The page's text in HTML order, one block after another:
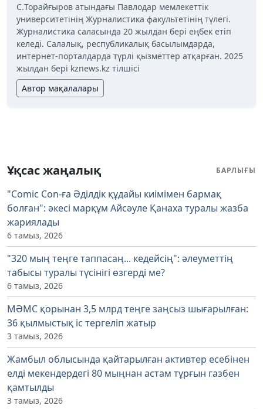
C.Торайғыров атындағы Павлодар мемлекеттік
университетінің Журналистика факультетінің түлегі.
Журналистика саласында 20 жылдан бері еңбек етіп
келеді. Салалық, республикалық басылымдарда,
интернет-порталдарда түрлі қызметтер атқарған. 2025
жылдан бері kznews.kz тілшісі
Автор мақалалары
Ұқсас жаңалық БАРЛЫҒЫ
"Comic Con-ға Әділдік құдайы киімімен бармақ
болған": әкесі марқұм Айсәуле Қанаха туралы жазба
жариялады
6 тамыз, 2026
"320 мың теңге таппасаң... кедейсің": әлеуметтің
табысы туралы түсінігі өзгерді ме?
6 тамыз, 2026
МӘМС қорынан 3,5 млрд теңге заңсыз шығарылған:
36 қылмыстық іс тергеліп жатыр
3 тамыз, 2026
Жамбыл облысында қайтарылған активтер есебінен
елді мекендердегі 80 мыңнан астам тұрғын газбен
қамтылды
3 тамыз, 2026